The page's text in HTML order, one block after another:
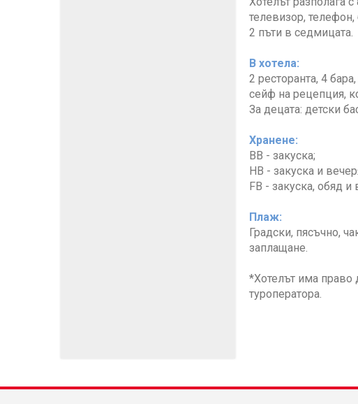
телевизор,
2 пъти в седмицата.
В хотела:
2 ресторанта, 4
сейф на рецепция,
За децата: детски
Хранене:
BB - закуска;
НВ - закуска и
FB - закуска, обяд и
Плаж:
Градски, пясъчно,
заплащане.
*Хотелът има право
туроператора.